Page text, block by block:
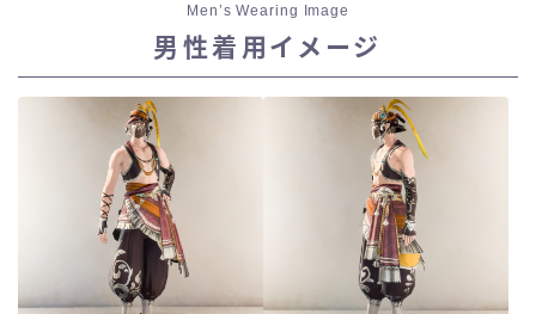
Men’s Wearing Image
男性着用イメージ